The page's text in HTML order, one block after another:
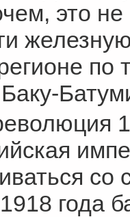
это
по
со
года